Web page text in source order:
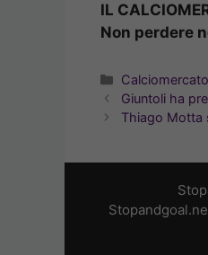
IL
Non perdere
Categorie
Calciomercato
Giuntoli ha
Thiago Motta